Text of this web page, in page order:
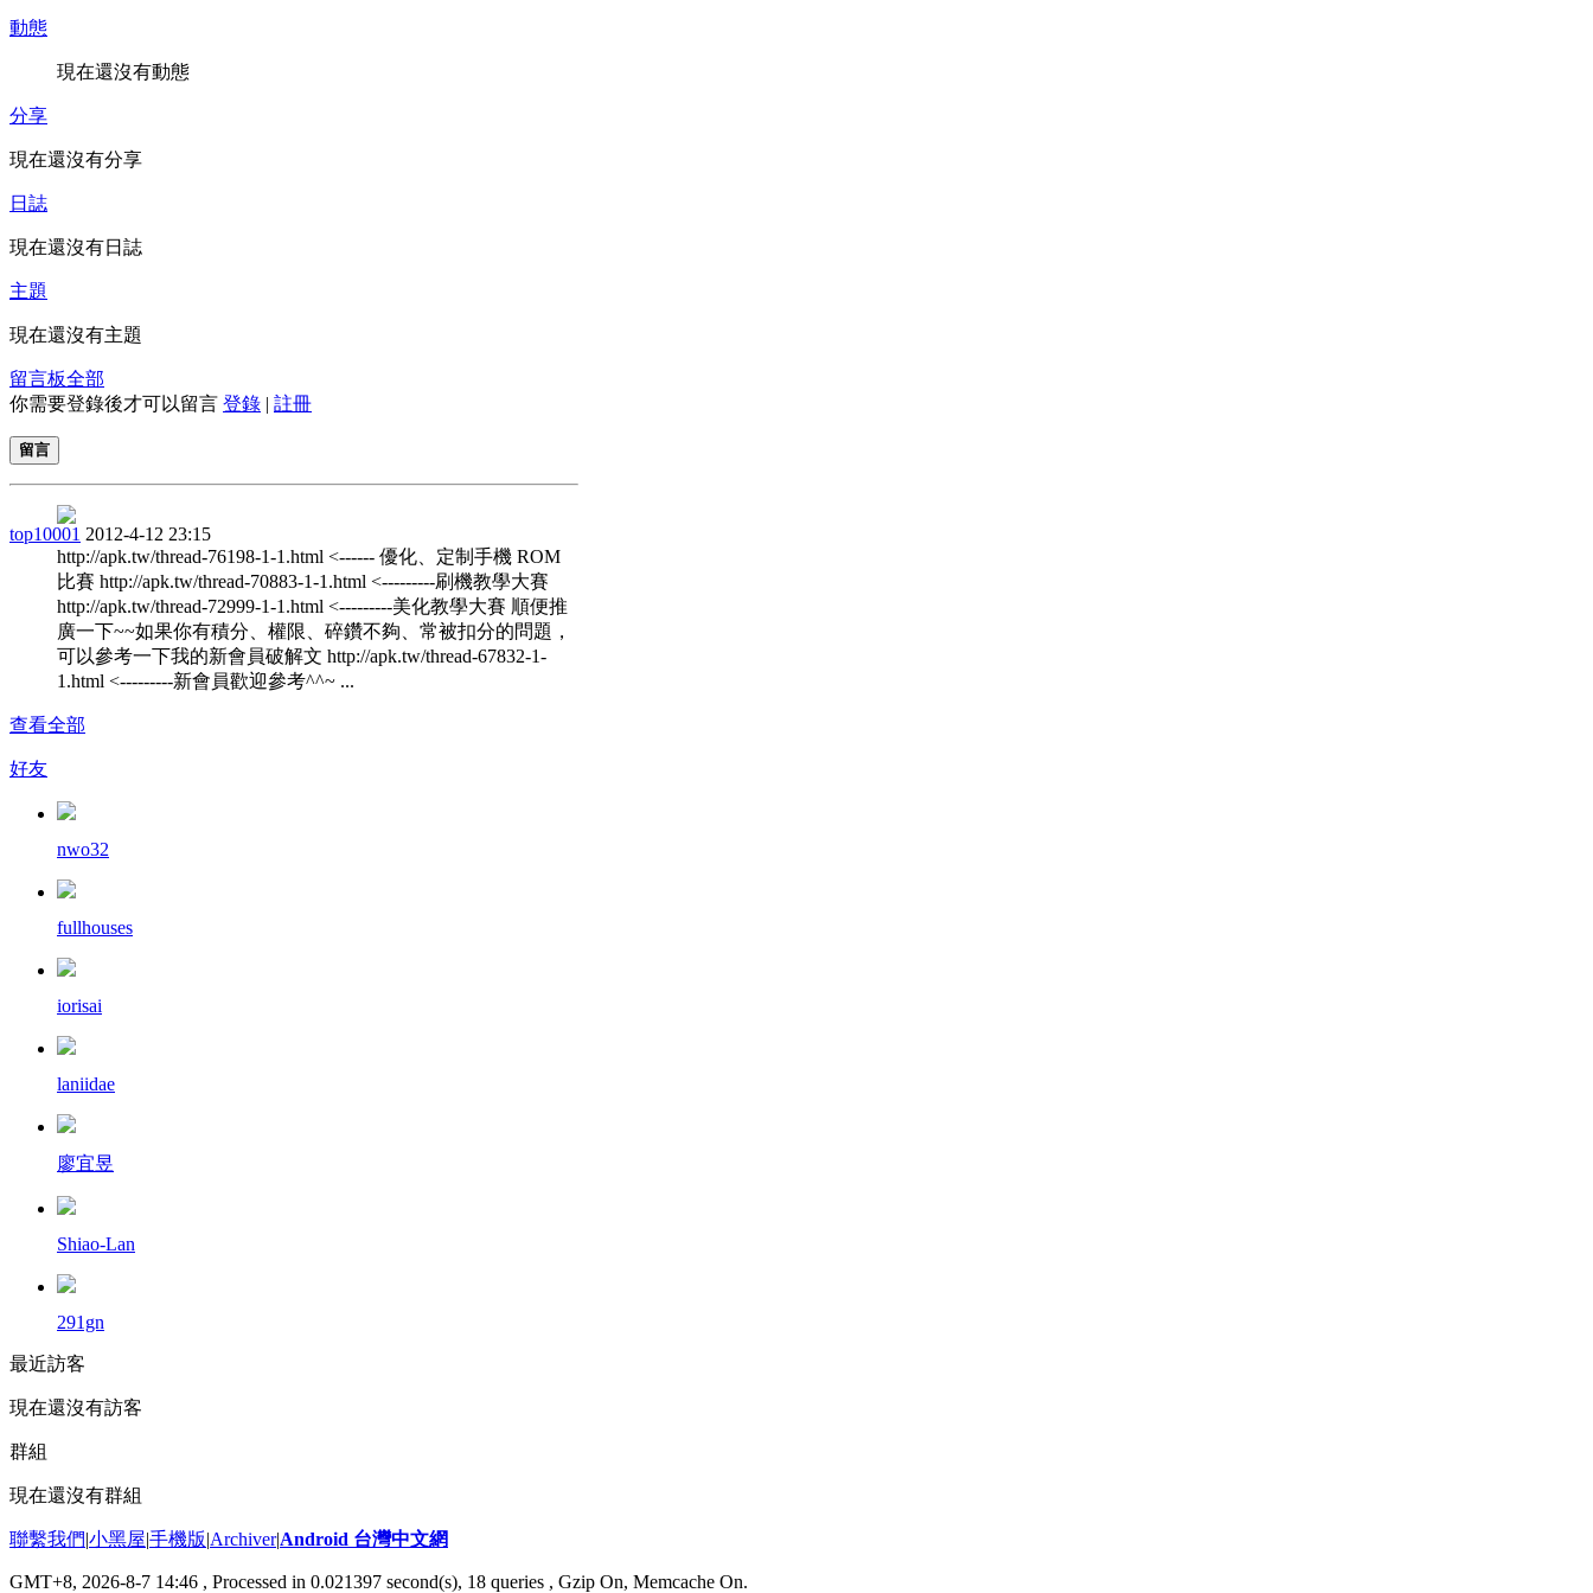
動態
現在還沒有動態
分享
現在還沒有分享
日誌
現在還沒有日誌
主題
現在還沒有主題
留言板全部
你需要登錄後才可以留言 登錄 | 註冊
留言
top10001 2012-4-12 23:15
http://apk.tw/thread-76198-1-1.html <------ 優化、定制手機 ROM
比賽 http://apk.tw/thread-70883-1-1.html <---------刷機教學大賽
http://apk.tw/thread-72999-1-1.html <---------美化教學大賽 順便推
廣一下~~如果你有積分、權限、碎鑽不夠、常被扣分的問題，
可以參考一下我的新會員破解文 http://apk.tw/thread-67832-1-
1.html <---------新會員歡迎參考^^~ ...
查看全部
好友
nwo32
fullhouses
iorisai
laniidae
廖宜昱
Shiao-Lan
291gn
最近訪客
現在還沒有訪客
群組
現在還沒有群組
聯繫我們|小黑屋|手機版|Archiver|Android 台灣中文網
GMT+8, 2026-8-7 14:46 , Processed in 0.021397 second(s), 18 queries , Gzip On, Memcache On.